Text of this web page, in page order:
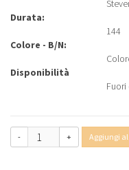
Durata:
144
Colore - B/N:
Disponibilità
- + Aggiungi